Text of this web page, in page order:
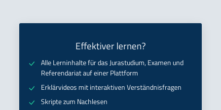
Effektiver lernen?
Alle Lerninhalte für das Jurastudium, Examen und
Referendariat auf einer Plattform
Erklärvideos mit interaktiven Verständnisfragen
Skripte zum Nachlesen